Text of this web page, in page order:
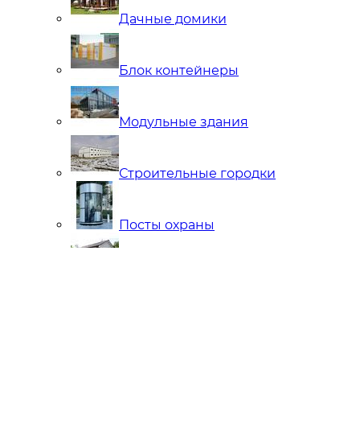
Дачные домики
Блок контейнеры
Модульные здания
Строительные городки
Посты охраны